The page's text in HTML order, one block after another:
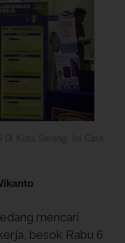
mencari
besok Rabu 6